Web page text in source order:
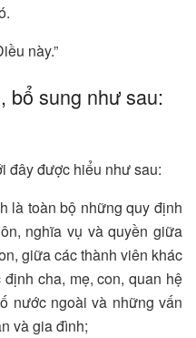
này.”
bổ sung như sau:
đây được hiểu như sau:
là toàn bộ những quy định
nghĩa vụ và quyền giữa
giữa các thành viên khác
cha, mẹ, con, quan hệ
nước ngoài và những vấn
và gia đình;